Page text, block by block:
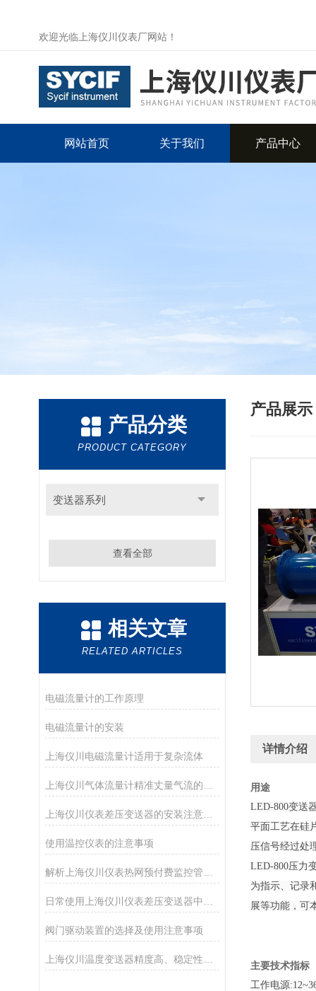
欢迎光临上海仪川仪表厂网站！
网站首页 关于我们 产品中心
产品分类
PRODUCT CATEGORY
变送器系列
查看全部
相关文章
RELATED ARTICLES
电磁流量计的工作原理
电磁流量计的安装
上海仪川电磁流量计适用于复杂流体
上海仪川仪表差压变送器的安装注意事项
使用温控仪表的注意事项
阀门驱动装置的选择及使用注意事项
产品展示
详情介绍
用途
LED-800变送
平面工艺在硅
压信号经过处
LED-800压力
为指示、记录
展等功能，可
主要技术指标
工作电源